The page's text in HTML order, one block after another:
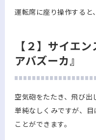
運転席に座り操作すると
【２】サイエ
アバズーカ』
空気砲をたたき、飛び出
単純なしくみですが、
ことができます。